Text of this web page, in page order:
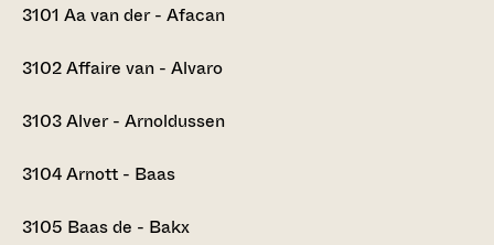
3101 Aa van der - Afacan
3102Affaire van - Alvaro
3103Alver - Arnoldussen
3104Arnott - Baas
3105 Baas de - Bakx